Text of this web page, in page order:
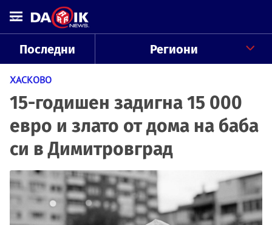
Последни Региони
ХАСКОВО
15-годишен задигна 15 000
евро и злато от дома на баба
си в Димитровград